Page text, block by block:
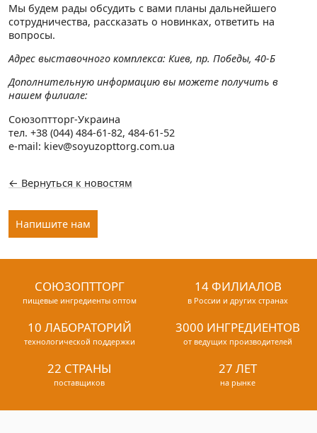
Мы будем рады обсудить с вами планы дальнейшего
сотрудничества, рассказать о новинках, ответить на
вопросы.
Адрес выставочного комплекса: Киев, пр. Победы, 40-Б
Дополнительную информацию вы можете получить в
нашем филиале:
Союзоптторг-Украина
тел. +38 (044) 484-61-82, 484-61-52
e-mail: kiev@soyuzopttorg.com.ua
← Вернуться к новостям
Напишите нам
СОЮЗОПТТОРГ
пищевые ингредиенты оптом
14 ФИЛИАЛОВ
в России и других странах
10 ЛАБОРАТОРИЙ
технологической поддержки
3000 ИНГРЕДИЕНТОВ
от ведущих производителей
22 СТРАНЫ
поставщиков
27 ЛЕТ
на рынке